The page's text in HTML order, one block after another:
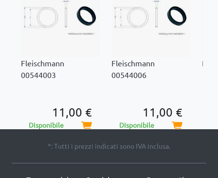
Fleischmann
00544003
11,00 €
Disponibile
Fleischmann
00544006
11,00 €
Disponibile
*: Tutti i prezzi indicati sono IVA inclusa.